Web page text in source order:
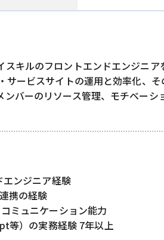
キルのフロントエンドエンジニア
ービスサイトの運用と効率化、
バーのリソース管理、モチベーシ
ンジニア経験
携の経験
ミュニケーション能力
等）の実務経験 7年以上